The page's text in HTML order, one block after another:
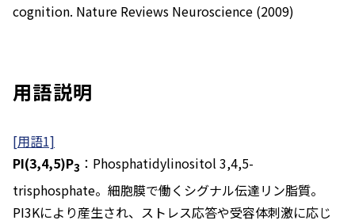
cognition. Nature Reviews Neuroscience (2009)
用語説明
[用語1]
PI(3,4,5)P3 ：Phosphatidylinositol 3,4,5-
trisphosphate。細胞膜で働くシグナル伝達リン脂質。
PI3Kにより産生され、ストレス応答や受容体刺激に応じ